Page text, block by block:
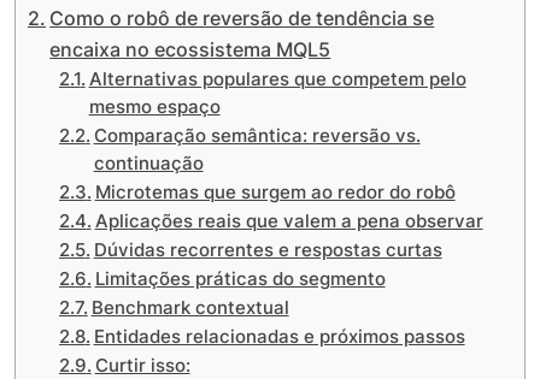
Como o robô de reversão de tendência se
encaixa no ecossistema MQL5
Alternativas populares que competem pelo
mesmo espaço
Comparação semântica: reversão vs.
continuação
Microtemas que surgem ao redor do robô
Aplicações reais que valem a pena observar
Dúvidas recorrentes e respostas curtas
Limitações práticas do segmento
Benchmark contextual
Entidades relacionadas e próximos passos
Curtir isso: